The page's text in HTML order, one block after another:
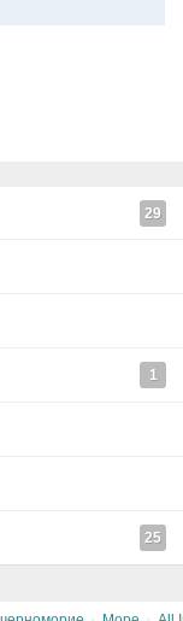
29
1
25